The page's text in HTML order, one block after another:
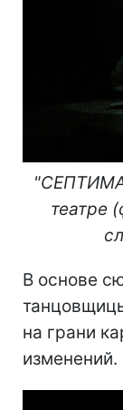
театре
В основе
на грани
изменений.